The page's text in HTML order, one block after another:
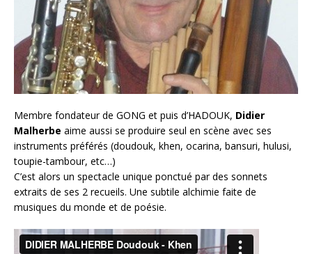
Membre fondateur de GONG et puis d’HADOUK, Didier
Malherbe aime aussi se produire seul en scène avec ses
instruments préférés (doudouk, khen, ocarina, bansuri, hulusi,
toupie-tambour, etc…)
C’est alors un spectacle unique ponctué par des sonnets
extraits de ses 2 recueils. Une subtile alchimie faite de
musiques du monde et de poésie.